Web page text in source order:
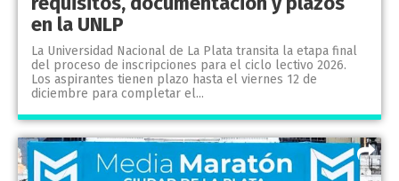
en la UNLP
La Universidad Nacional de La Plata transita la etapa final
del proceso de inscripciones para el ciclo lectivo 2026.
Los aspirantes tienen plazo hasta el viernes 12 de
diciembre para completar el...